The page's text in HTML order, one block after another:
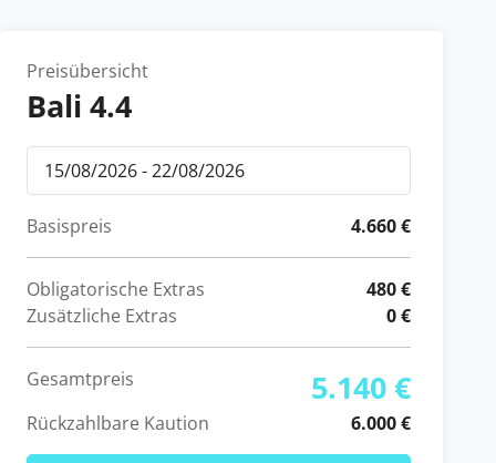
Preisübersicht
Bali 4.4
Basispreis 4.660 €
Obligatorische Extras
480 €
Zusätzliche Extras
0 €
Gesamtpreis 5.140 €
Rückzahlbare Kaution 6.000 €